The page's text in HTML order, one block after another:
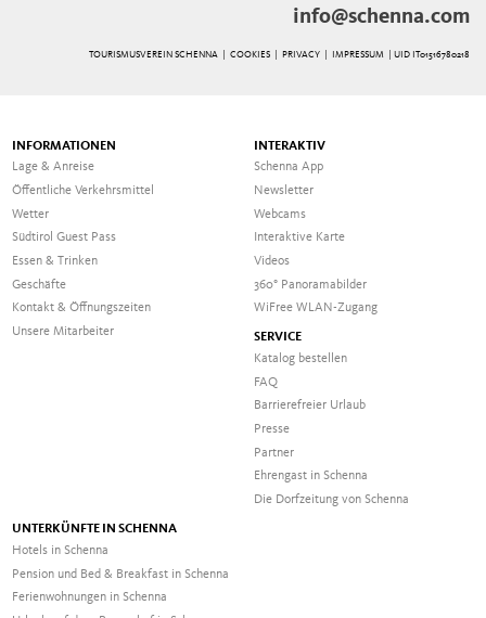
info@schenna.com
TOURISMUSVEREIN SCHENNA | COOKIES| PRIVACY| IMPRESSUM | UID IT01516780218
INFORMATIONEN
Lage & Anreise
Öffentliche Verkehrsmittel
Wetter
Südtirol Guest Pass
Essen & Trinken
Geschäfte
Kontakt & Öffnungszeiten
Unsere Mitarbeiter
INTERAKTIV
Schenna App
Newsletter
Webcams
Interaktive Karte
Videos
360° Panoramabilder
WiFree WLAN-Zugang
SERVICE
Katalog bestellen
FAQ
Barrierefreier Urlaub
Presse
Partner
Ehrengast in Schenna
Die Dorfzeitung von Schenna
UNTERKÜNFTE IN SCHENNA
Hotels in Schenna
Pension und Bed & Breakfast in Schenna
Ferienwohnungen in Schenna